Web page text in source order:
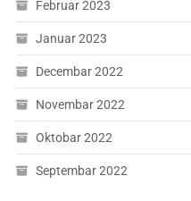
Februar 2023
Januar 2023
Decembar 2022
Novembar 2022
Oktobar 2022
Septembar 2022